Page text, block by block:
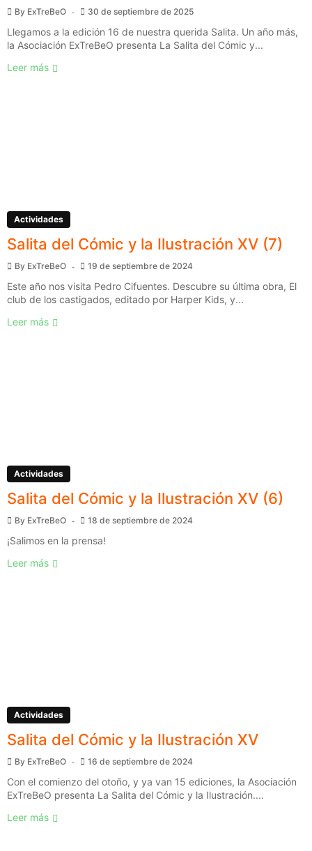
By ExTreBeO 30 de septiembre de 2025
Llegamos a la edición 16 de nuestra querida Salita. Un año más,
la Asociación ExTreBeO presenta La Salita del Cómic y...
Leer más
Actividades
Salita del Cómic y la Ilustración XV (7)
By ExTreBeO 19 de septiembre de 2024
Este año nos visita Pedro Cifuentes. Descubre su última obra, El
club de los castigados, editado por Harper Kids, y...
Leer más
Actividades
Salita del Cómic y la Ilustración XV (6)
By ExTreBeO 18 de septiembre de 2024
¡Salimos en la prensa!
Leer más
Actividades
Salita del Cómic y la Ilustración XV
By ExTreBeO 16 de septiembre de 2024
Con el comienzo del otoño, y ya van 15 ediciones, la Asociación
ExTreBeO presenta La Salita del Cómic y la Ilustración....
Leer más